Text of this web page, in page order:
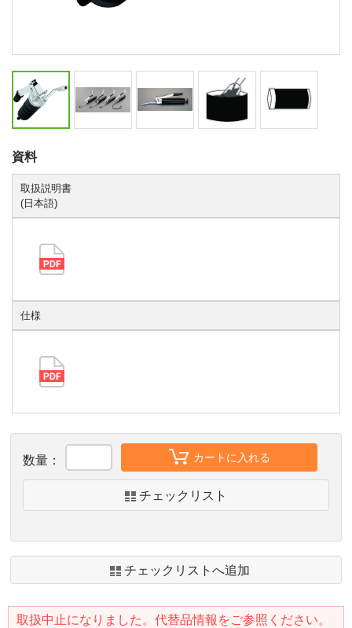
数量： カートに入れる
チェックリスト
チェックリストへ追加
取扱中止になりました。代替品情報をご参照ください。
資料
取扱説明書
(日本語)
仕様